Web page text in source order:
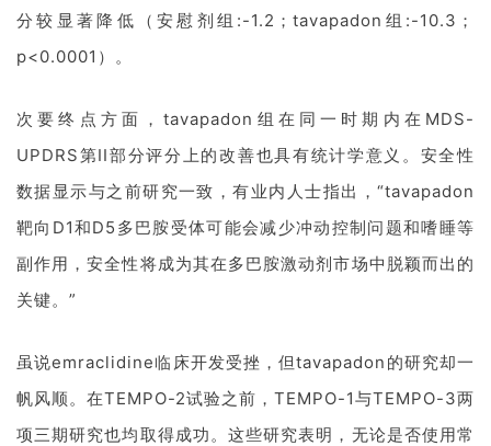
首
药
资
分较显著降低（安慰剂组:-1.2；tavapadon组:-10.3；
p<0.0001）。
次要终点方面，tavapadon组在同一时期内在MDS-
UPDRS第II部分评分上的改善也具有统计学意义。安全性
数据显示与之前研究一致，有业内人士指出，“tavapadon
靶向D1和D5多巴胺受体可能会减少冲动控制问题和嗜睡等
副作用，安全性将成为其在多巴胺激动剂市场中脱颖而出的
关键。”
虽说emraclidine临床开发受挫，但tavapadon的研究却一
帆风顺。在TEMPO-2试验之前，TEMPO-1与TEMPO-3两
项三期研究也均取得成功。这些研究表明， 无论是否使用常